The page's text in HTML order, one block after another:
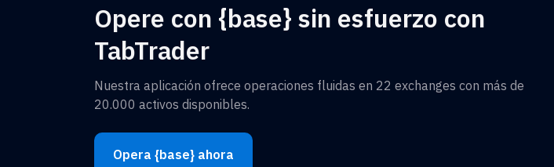
Opere con {base} sin esfuerzo con
TabTrader
Nuestra aplicación ofrece operaciones fluidas en 22 exchanges con más de
20.000 activos disponibles.
Opera {base} ahora